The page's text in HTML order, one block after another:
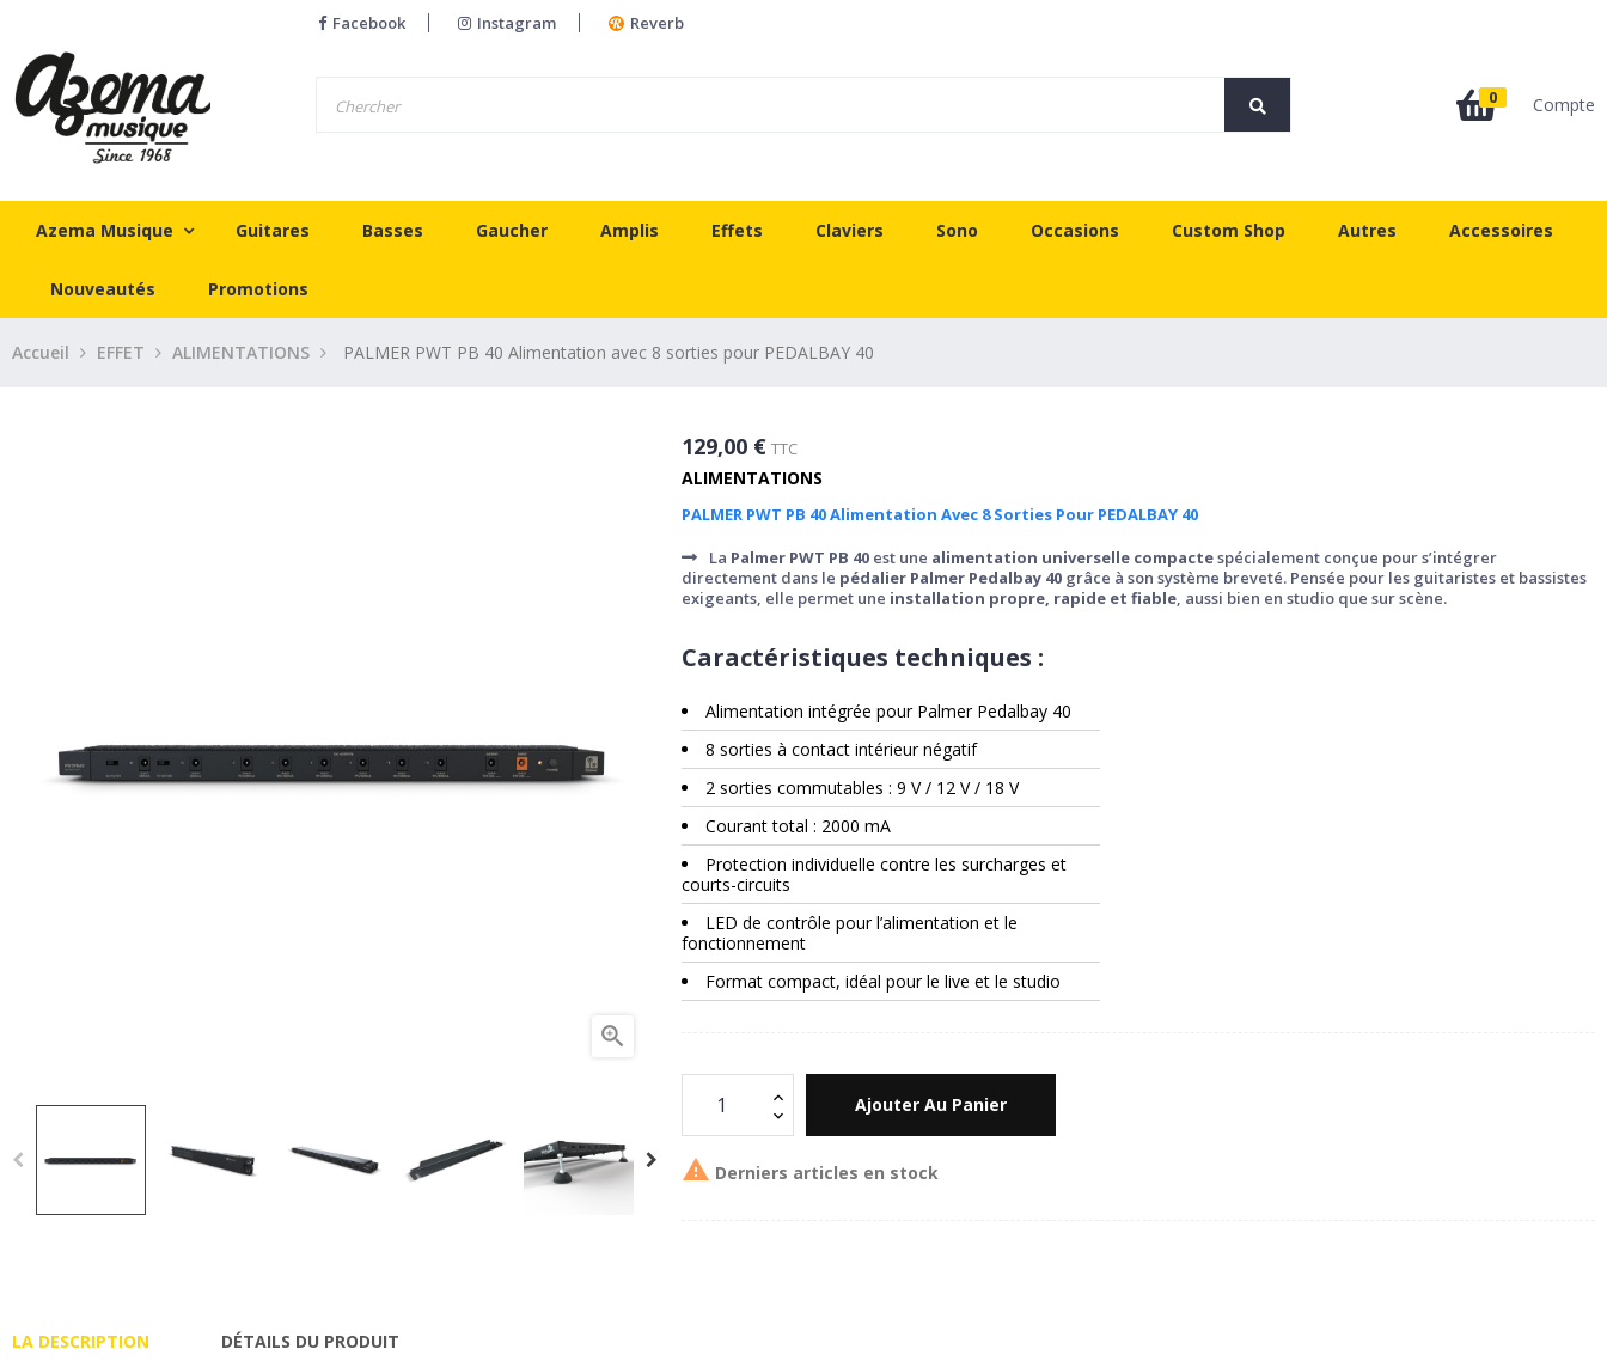
Facebook Instagram Reverb
0 Compte
Azema Musique Guitares Basses Gaucher Amplis Effets Claviers Sono Occasions Custom Shop Autres Accessoires
Nouveautés Promotions
Accueil EFFET ALIMENTATIONS PALMER PWT PB 40 Alimentation avec 8 sorties pour PEDALBAY 40

129,00 € TTC
ALIMENTATIONS
PALMER PWT PB 40 Alimentation Avec 8 Sorties Pour PEDALBAY 40
La Palmer PWT PB 40 est une alimentation universelle compactespécialement conçue pour s’intégrer
directement dans le pédalier Palmer Pedalbay 40 grâce à son système breveté. Pensée pour les guitaristes et bassistes
exigeants, elle permet une installation propre, rapide et fiable, aussi bien en studio que sur scène.
Caractéristiques techniques :
Alimentation intégrée pour Palmer Pedalbay 40
8 sorties à contact intérieur négatif
2 sorties commutables : 9 V / 12 V / 18 V
Courant total : 2000 mA
Protection individuelle contre les surcharges et
courts-circuits
LED de contrôle pour l’alimentation et le
fonctionnement
Format compact, idéal pour le live et le studio
Ajouter Au Panier
 Derniers articles en stock
LA DESCRIPTION DÉTAILS DU PRODUIT